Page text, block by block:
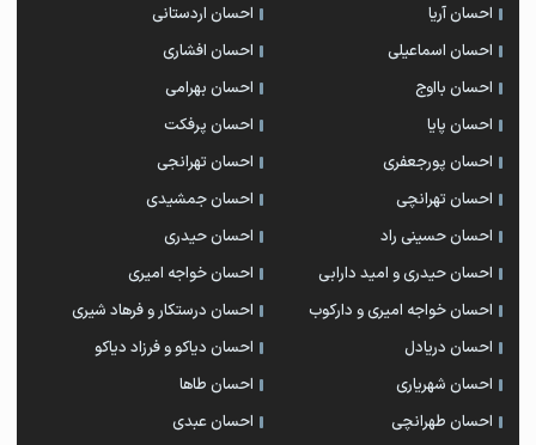
احسان آریا
احسان اردستانی
احسان اسماعیلی
احسان افشاری
احسان بااوج
احسان بهرامی
احسان پایا
احسان پرفکت
احسان پورجعفری
احسان تهرانجی
احسان تهرانچی
احسان جمشیدی
احسان حسینی راد
احسان حیدری
احسان حیدری و امید دارابی
احسان خواجه امیری
احسان خواجه امیری و دارکوب
احسان درستكار و فرهاد شيرى
احسان دریادل
احسان دیاکو و فرزاد دیاکو
احسان شهریاری
احسان طاها
احسان طهرانچی
احسان عبدی